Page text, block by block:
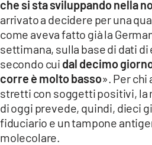
LACAPITALENEWS.IT
App
ANDROID
APPLE
che si sta sviluppando nella
arrivato a decidere per una
come aveva fatto già la
settimana, sulla base di dati
secondo cui dal decimo
corre è molto basso». Per
stretti con soggetti positivi, la
di oggi prevede, quindi, dieci
fiduciario e un tampone
molecolare.